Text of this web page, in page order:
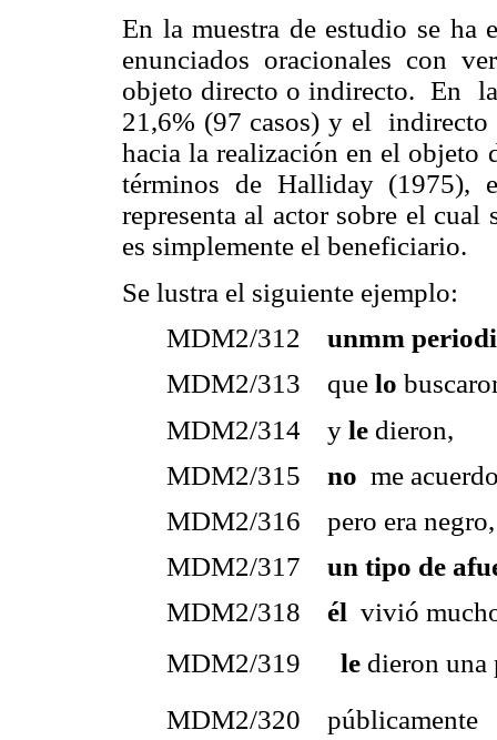
En la muestra de estudio se ha
enunciados oracionales con
objeto directo o indirecto. En la
21,6% (97 casos) y el indirecto
hacia la realización en el
términos de Halliday (1975),
representa al actor sobre el
es simplemente el beneficiario.
Se lustra el siguiente ejemplo:
MDM2/312 unmm
MDM2/313 que lo
MDM2/314 y le dieron,
MDM2/315 no me
MDM2/316 pero era negro,
MDM2/317 un tipo de
MDM2/318 él vivió
MDM2/319 le dieron
MDM2/320 públicamente